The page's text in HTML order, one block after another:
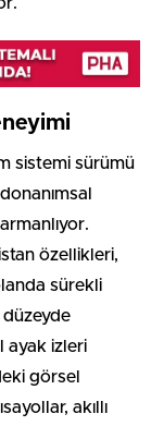
sistemi sürümü
özellikleri,
sürekli
düzeyde
ayak izleri
görsel
akıllı